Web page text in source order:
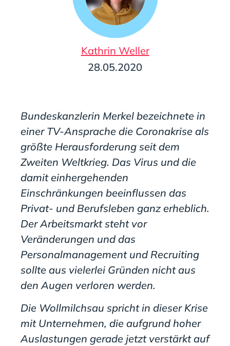
Kathrin Weller
28.05.2020
Bundeskanzlerin Merkel bezeichnete in
einer TV-Ansprache die Coronakrise als
größte Herausforderung seit dem
Zweiten Weltkrieg. Das Virus und die
damit einhergehenden
Einschränkungen beeinflussen das
Privat- und Berufsleben ganz erheblich.
Der Arbeitsmarkt steht vor
Veränderungen und das
Personalmanagement und Recruiting
sollte aus vielerlei Gründen nicht aus
den Augen verloren werden.
Die Wollmilchsau spricht in dieser Krise
mit Unternehmen, die aufgrund hoher
Auslastungen gerade jetzt verstärkt auf